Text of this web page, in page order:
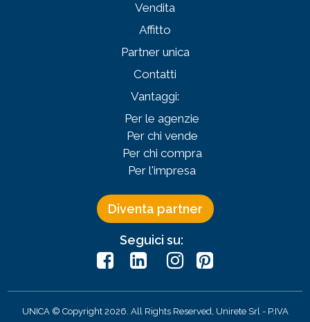
Vendita
Affitto
Partner unica
Contatti
Vantaggi:
Per le agenzie
Per chi vende
Per chi compra
Per l'impresa
Diventa partner
Seguici su:
UNICA © Copyright 2026. All Rights Reserved, Unirete Srl - P.IVA